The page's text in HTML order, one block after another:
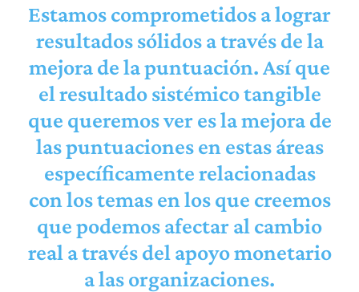
Estamos comprometidos a lograr
resultados sólidos a través de la
mejora de la puntuación. Así que
el resultado sistémico tangible
que queremos ver es la mejora de
las puntuaciones en estas áreas
específicamente relacionadas
con los temas en los que creemos
que podemos afectar al cambio
real a través del apoyo monetario
a las organizaciones.